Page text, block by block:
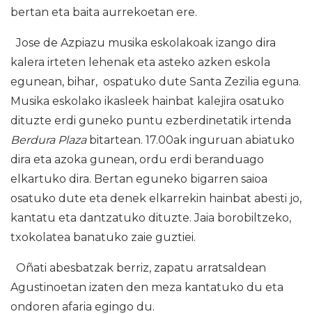
bertan eta baita aurrekoetan ere.
Jose de Azpiazu musika eskolakoak izango dira
kalera irteten lehenak eta asteko azken eskola
egunean, bihar, ospatuko dute Santa Zezilia eguna.
Musika eskolako ikasleek hainbat kalejira osatuko
dituzte erdi guneko puntu ezberdinetatik irtenda
Berdura Plazabitartean. 17.00ak inguruan abiatuko
dira eta azoka gunean, ordu erdi beranduago
elkartuko dira. Bertan eguneko bigarren saioa
osatuko dute eta denek elkarrekin hainbat abesti jo,
kantatu eta dantzatuko dituzte. Jaia borobiltzeko,
txokolatea banatuko zaie guztiei.
Oñati abesbatzak berriz, zapatu arratsaldean
Agustinoetan izaten den meza kantatuko du eta
ondoren afaria egingo du.